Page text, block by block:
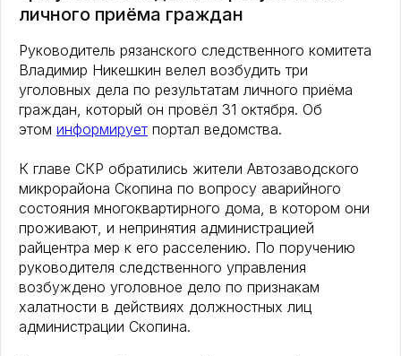
личного приёма граждан
Руководитель рязанского следственного комитета
Владимир Никешкин велел возбудить три
уголовных дела по результатам личного приёма
граждан, который он провёл 31 октября. Об
этом информирует портал ведомства.
К главе СКР обратились жители Автозаводского
микрорайона Скопина по вопросу аварийного
состояния многоквартирного дома, в котором они
проживают, и непринятия администрацией
райцентра мер к его расселению. По поручению
руководителя следственного управления
возбуждено уголовное дело по признакам
халатности в действиях должностных лиц
администрации Скопина.